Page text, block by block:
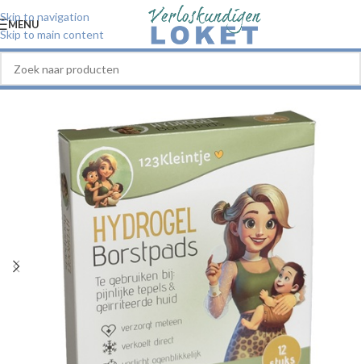
Skip to navigation
Skip to main content
MENU